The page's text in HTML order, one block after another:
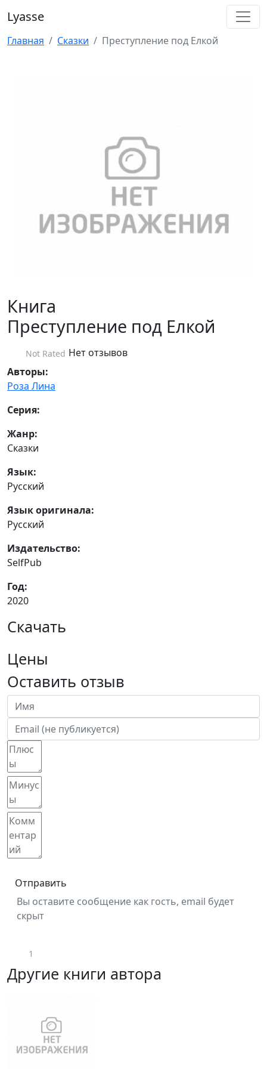
Lyasse
Главная Сказки Преступление под Елкой
Книга
Преступление под Елкой
Not Rated Нет отзывов
Авторы:
Роза Лина
Серия:
Жанр:
Сказки
Язык:
Русский
Язык оригинала:
Русский
Издательство:
SelfPub
Год:
2020
Скачать
Цены
Оставить отзыв
Отправить
Вы оставите сообщение как гость, email будет
скрыт
1
Другие книги автора